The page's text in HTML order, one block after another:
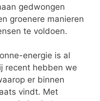
gedwongen
groenere manieren
te voldoen.
energie is al
recent hebben we
er binnen
vindt. Met